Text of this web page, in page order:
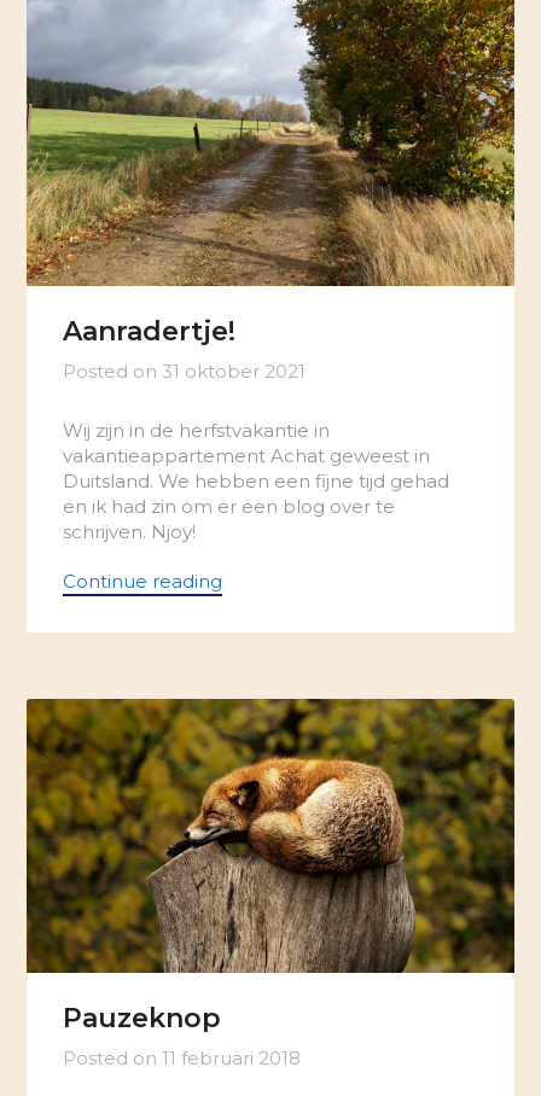
Aanradertje!
Posted on31 oktober 2021
Wij zijn in de herfstvakantie in
vakantieappartement Achat geweest in
Duitsland. We hebben een fijne tijd gehad
en ik had zin om er een blog over te
schrijven. Njoy!
Continue reading
Pauzeknop
Posted on11 februari 2018